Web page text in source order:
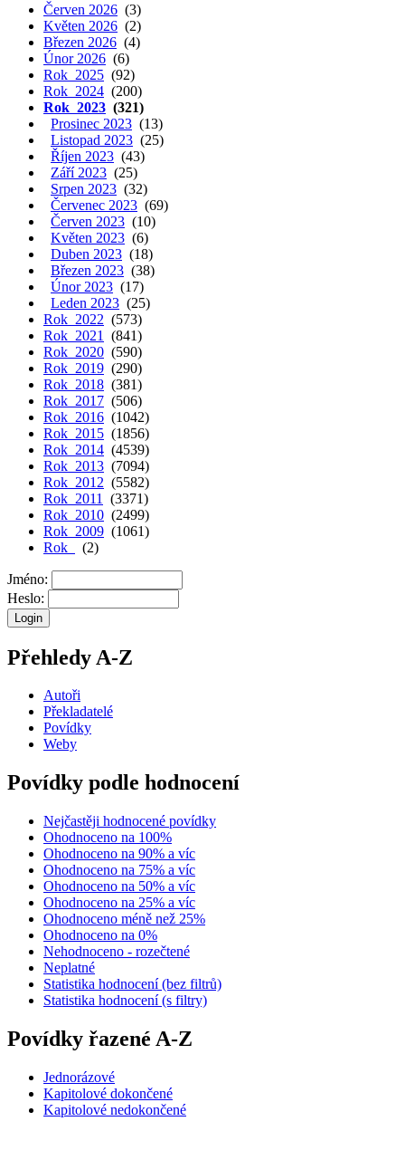
Červen 2026 (3)
Květen 2026 (2)
Březen 2026 (4)
Únor 2026 (6)
Rok 2025 (92)
Rok 2024 (200)
Rok 2023 (321)
Prosinec 2023 (13)
Listopad 2023 (25)
Říjen 2023 (43)
Září 2023 (25)
Srpen 2023 (32)
Červenec 2023 (69)
Červen 2023 (10)
Květen 2023 (6)
Duben 2023 (18)
Březen 2023 (38)
Únor 2023 (17)
Leden 2023 (25)
Rok 2022 (573)
Rok 2021
(841)
Rok 2020 (590)
Rok 2019 (290)
Rok 2018 (381)
Rok 2017 (506)
Rok 2016 (1042)
Rok 2015 (1856)
Rok 2014 (4539)
Rok 2013 (7094)
Rok 2012 (5582)
Rok 2011
(3371)
Rok 2010 (2499)
Rok 2009 (1061)
Rok
(2)
Jméno:
Heslo:
Přehledy A-Z
Autoři
Překladatelé
Povídky
Weby
Povídky podle hodnocení
Nejčastěji hodnocené povídky
Ohodnoceno na 100%
Ohodnoceno na 90% a víc
Ohodnoceno na 75% a víc
Ohodnoceno na 50% a víc
Ohodnoceno na 25% a víc
Ohodnoceno méně než 25%
Ohodnoceno na 0%
Nehodnoceno - rozečtené
Neplatné
Statistika hodnocení (bez filtrů)
Statistika hodnocení (s filtry)
Povídky řazené A-Z
Jednorázové
Kapitolové dokončené
Kapitolové nedokončené